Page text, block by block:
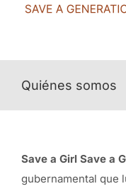
Quiénes somos
Save a Girl Save a
gubernamental que